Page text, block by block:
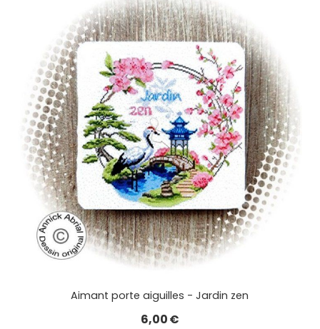
Aimant porte aiguilles - Jardin zen
6,00€